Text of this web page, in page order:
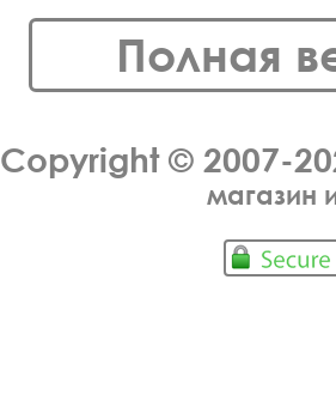
Полная
Copyright © 2007-
магазин